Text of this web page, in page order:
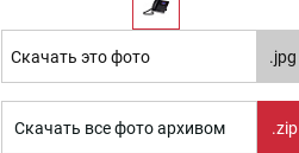
Скачать это фото .jpg
Скачать все фото архивом .zip